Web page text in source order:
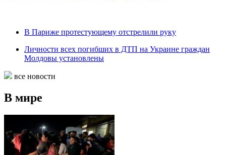
В Париже протестующему отстрелили руку
Личности всех погибших в ДТП на Украине граждан
Молдовы установлены
все новости
В мире